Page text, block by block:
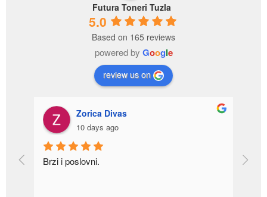
Futura Toneri Tuzla
5.0
Based on 165 reviews
powered by Google
review us on
Zorica Divas
10 days ago
Brzi i poslovni.